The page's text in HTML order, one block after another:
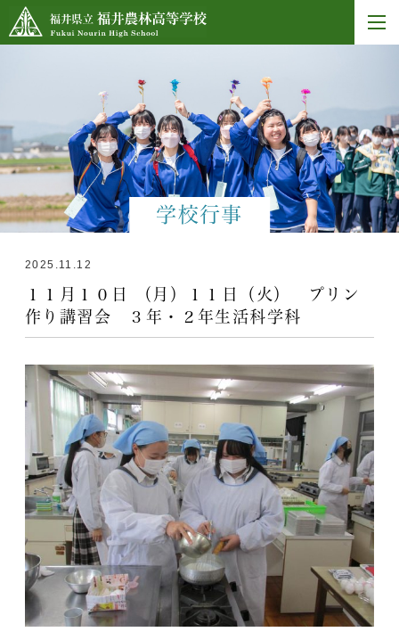
学校行事
2025.11.12
１１月１０日 （月）１１日（火） プリン
作り講習会 ３年・２年生活科学科